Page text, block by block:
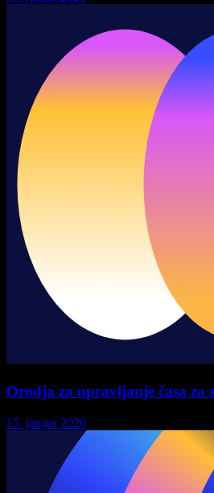
Orodja za upravljanje časa za
15. januar 2026